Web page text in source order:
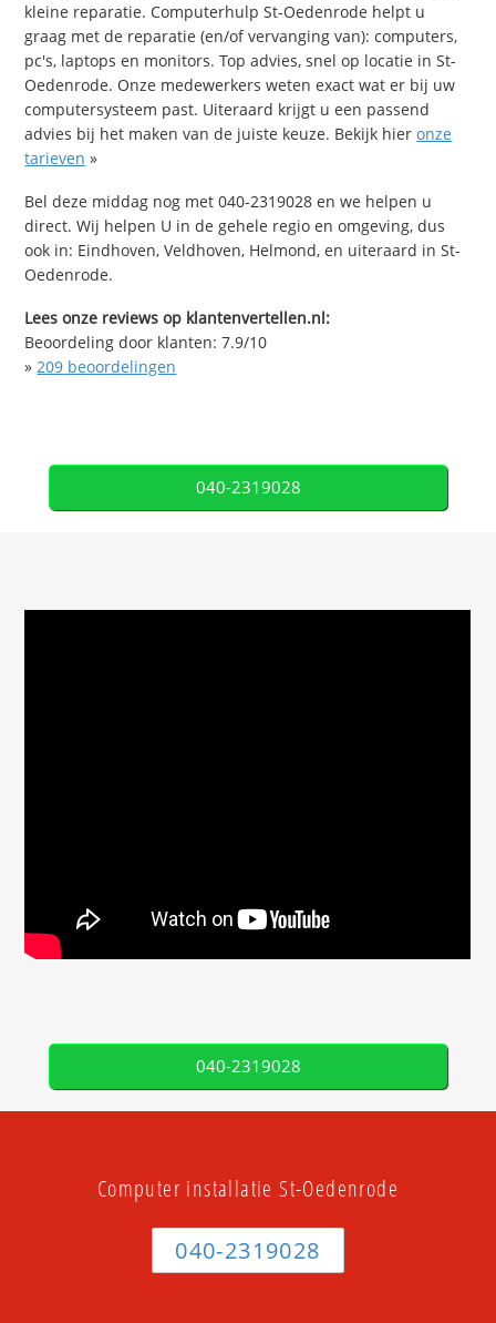
kleine reparatie. Computerhulp St-Oedenrode helpt u
graag met de reparatie (en/of vervanging van): computers,
pc's, laptops en monitors. Top advies, snel op locatie in St-
Oedenrode. Onze medewerkers weten exact wat er bij uw
computersysteem past. Uiteraard krijgt u een passend
advies bij het maken van de juiste keuze. Bekijk hieronze
tarieven »
Bel deze middag nog met 040-2319028 en we helpen u
direct. Wij helpen U in de gehele regio en omgeving, dus
ook in: Eindhoven, Veldhoven, Helmond, en uiteraard in St-
Oedenrode.
Lees onze reviews op klantenvertellen.nl:
Beoordeling door klanten:7.9/10
» 209 beoordelingen
040-2319028
040-2319028
Computer installatie St-Oedenrode
040-2319028